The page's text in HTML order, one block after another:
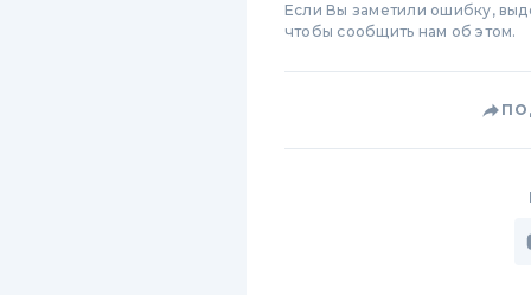
Если Вы заметили ошибку,
чтобы сообщить нам об этом.